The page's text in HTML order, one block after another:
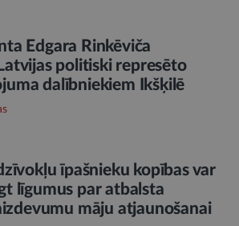
Edgara Rinkēviča
politiski represēto
dalībniekiem Ikšķilē
īpašnieku kopības var
līgumus par atbalsta
māju atjaunošanai